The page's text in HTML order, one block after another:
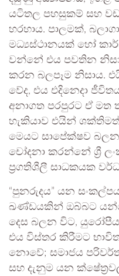
යටිතල පහසුකම් සහ
හරහාය. පාලමක්,
මධ්‍යස්ථානයක් හෝ
වන්නේ එය පවතින
කරන බලපෑම නිසාය.
වේද, එය එදිනෙදා
අනාගත පරපුරට ඒ
හැකියාව එයින්
මෙයට සාපේක්ෂව
චෝදනා කරන්නේ ශ්‍රී
ප්‍රගතිශීලී සාධකයක
“පුනරුදය” යන
ඛණ්ඩයකින් ඔබ්බට
දෙස බලන විට,
එය විස්තර කිරීමට
නොවේ; සමාජය
සහ දැනුම යන